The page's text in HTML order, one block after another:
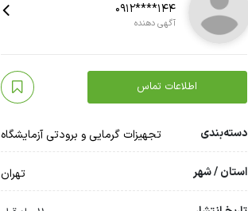
0912****144
آگهی دهنده
اطلاعات تماس
دسته‌بندی تجهیزات گرمایی و برودتی آزمایشگاه
استان / شهر تهران